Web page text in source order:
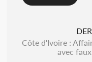
Côte d'Ivoire :
avec